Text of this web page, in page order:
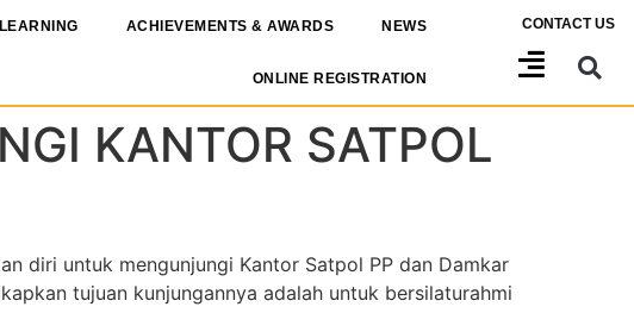
ACHIEVEMENTS & AWARDS NEWS
ONLINE REGISTRATION
CONTACT US
KANTOR SATPOL
diri untuk mengunjungi Kantor Satpol PP dan Damkar
tujuan kunjungannya adalah untuk bersilaturahmi